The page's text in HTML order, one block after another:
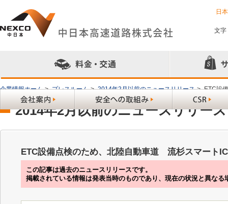
日
文字
企業情報ホーム > プレスルーム > 2014年2月以前のニュースリリース > ETC設
2014年2月以前のニュースリリース
ETC設備点検のため、北陸自動車道 流杉スマート
この記事は過去のニュースリリースです。
掲載されている情報は発表当時のものであり、現在の状況と異なる